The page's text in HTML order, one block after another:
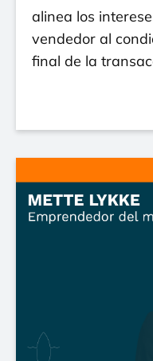
alinea los
vendedor al
final de la